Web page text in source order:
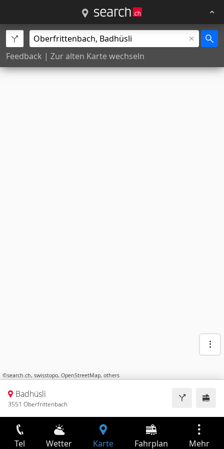
Feedback | Zur alten Karte wechseln
©search.ch, swisstopo, OpenStreetMap, others
Badhüsli
3551 Oberfrittenbach
Tel Wetter Karte Fahrplan Mehr